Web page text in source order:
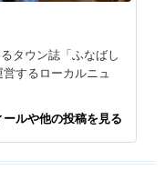
タウン誌「ふなばし
するローカルニュ
ルや他の投稿を見る